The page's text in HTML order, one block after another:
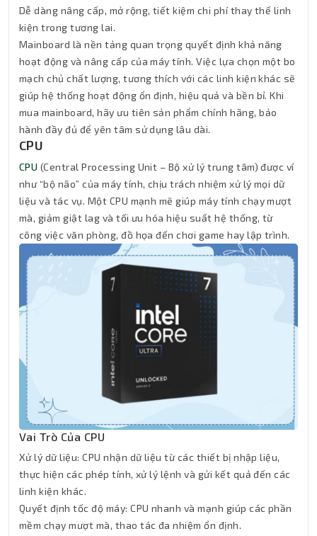
Dễ dàng nâng cấp, mở rộng, tiết kiệm chi phí thay thế linh
kiện trong tương lai.
Mainboard là nền tảng quan trọng quyết định khả năng
hoạt động và nâng cấp của máy tính. Việc lựa chọn một bo
mạch chủ chất lượng, tương thích với các linh kiện khác sẽ
giúp hệ thống hoạt động ổn định, hiệu quả và bền bỉ. Khi
mua mainboard, hãy ưu tiên sản phẩm chính hãng, bảo
hành đầy đủ để yên tâm sử dụng lâu dài.
CPU
CPU (Central Processing Unit – Bộ xử lý trung tâm) được ví
như “bộ não” của máy tính, chịu trách nhiệm xử lý mọi dữ
liệu và tác vụ. Một CPU mạnh mẽ giúp máy tính chạy mượt
mà, giảm giật lag và tối ưu hóa hiệu suất hệ thống, từ
công việc văn phòng, đồ họa đến chơi game hay lập trình.
Vai Trò Của CPU
Xử lý dữ liệu: CPU nhận dữ liệu từ các thiết bị nhập liệu,
thực hiện các phép tính, xử lý lệnh và gửi kết quả đến các
linh kiện khác.
Quyết định tốc độ máy: CPU nhanh và mạnh giúp các phần
mềm chạy mượt mà, thao tác đa nhiệm ổn định.